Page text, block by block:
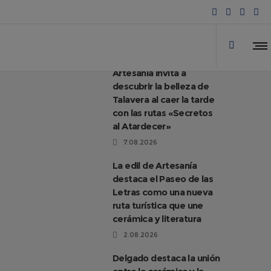
Artesanía invita a
descubrir la belleza de
Talavera al caer la tarde
con las rutas «Secretos
al Atardecer»
7.08.2026
La edil de Artesanía
destaca el Paseo de las
Letras como una nueva
ruta turística que une
cerámica y literatura
2.08.2026
Delgado destaca la unión